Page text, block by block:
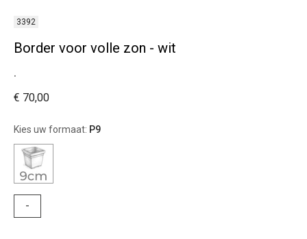
3392
Border voor volle zon - wit
.
€ 70,00
Kies uw formaat: P9
-